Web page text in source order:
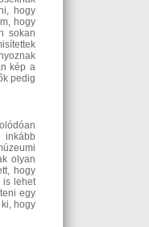
hogy
hogy
sokan
kép a
pedig
inkább
olyan
hogy
is lehet
egy
hogy